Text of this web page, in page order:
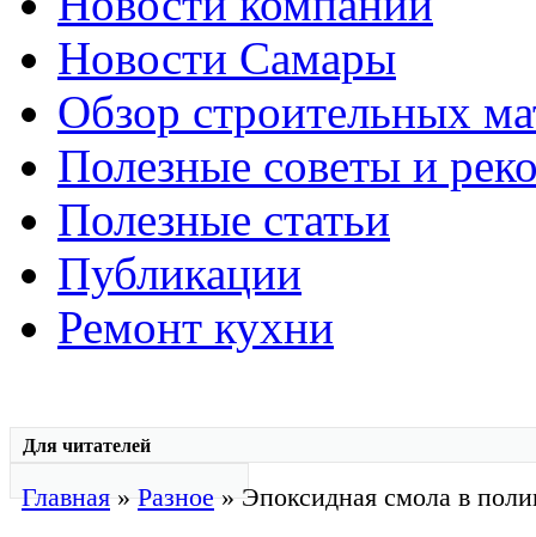
Новости Самары
Обзор строительных
Полезные советы и
Полезные статьи
Публикации
Ремонт кухни
Для читателей
Главная»Разное» Эпоксидная смола в